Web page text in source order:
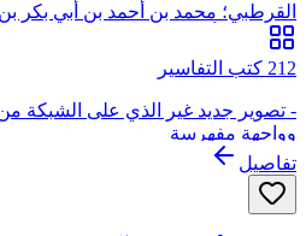
القرطبي؛ محمد بن أحمد بن أبي بكر
الأندلسي، أبو عبد الله، القرطبي
212 كتب التفاسير
- تصوير جديد غير الذي على الشبكة
وواجهة مفهرسة
تفاصيل